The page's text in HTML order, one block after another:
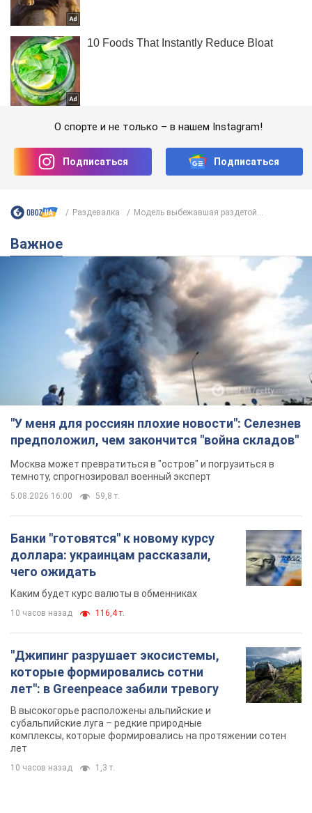
О спорте и не только – в нашем Instagram!
Подписаться Подписаться
Раздевалка Модель выбежавшая раздетой...
Важное
"У меня для россиян плохие новости": Селезнев
предположил, чем закончится "война складов"
Москва может превратиться в "остров" и погрузиться в
темноту, спрогнозировал военный эксперт
5.08.2026 16:00 59,8 т.
Банки "готовятся" к новому курсу
доллара: украинцам рассказали,
чего ожидать
Каким будет курс валюты в обменниках
10 часов назад 116,4 т.
"Джипинг разрушает экосистемы,
которые формировались сотни
лет": в Greenpeace забили тревогу
В высокогорье расположены альпийские и
субальпийские луга – редкие природные
комплексы, которые формировались на протяжении сотен
лет
10 часов назад 1,3 т.